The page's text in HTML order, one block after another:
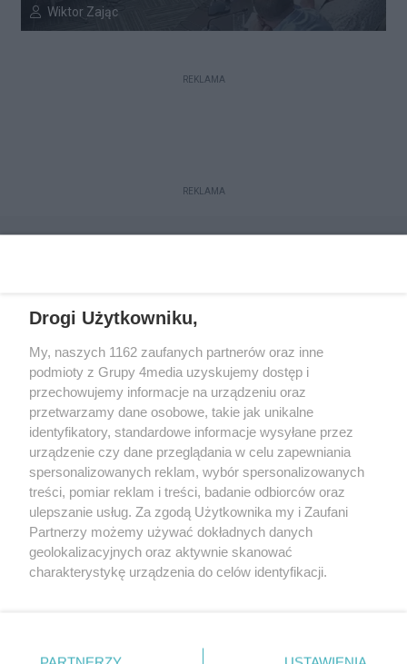
Autor artykułu:
Wiktor Zając
REKLAMA
REKLAMA
Reklama Kontakt Regulamin
Dystrybucja
Regulamin prenumeraty
Polityka Prywatności
Zapisz się do newslettera
Dołącz do grona ludzi najlepiej poinformowanych!
Zapisz się »
Drogi Użytkowniku,
My, naszych 1162 zaufanych partnerów oraz inne
podmioty z Grupy 4media uzyskujemy dostęp i
przechowujemy informacje na urządzeniu oraz
przetwarzamy dane osobowe, takie jak unikalne
identyfikatory, standardowe informacje wysyłane przez
urządzenie czy dane przeglądania w celu zapewniania
spersonalizowanych reklam, wybór spersonalizowanych
treści, pomiar reklam i treści, badanie odbiorców oraz
ulepszanie usług. Za zgodą Użytkownika my i Zaufani
Partnerzy możemy używać dokładnych danych
geolokalizacyjnych oraz aktywnie skanować
charakterystykę urządzenia do celów identyfikacji.
zmienić/wycofać klikając przycisk ustawień prywatności